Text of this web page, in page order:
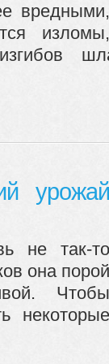
вредными,
изломы,
урожай
не так-то
она порой
Чтобы
некоторые